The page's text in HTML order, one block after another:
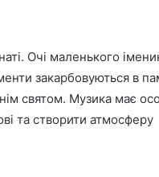
Очі маленького
закарбовуються в
святом. Музика має
та створити атмосферу